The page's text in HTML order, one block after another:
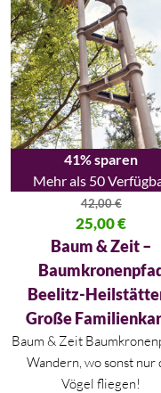
41% sparen
Mehr als 50
42,00€
Ursprünglicher Preis
25,00€
Aktueller Preis ist: 25,00
Baum & Zeit –
Beelitz-
Große
Baum & Zeit
Wandern, wo sonst nur
Vögel fliegen!